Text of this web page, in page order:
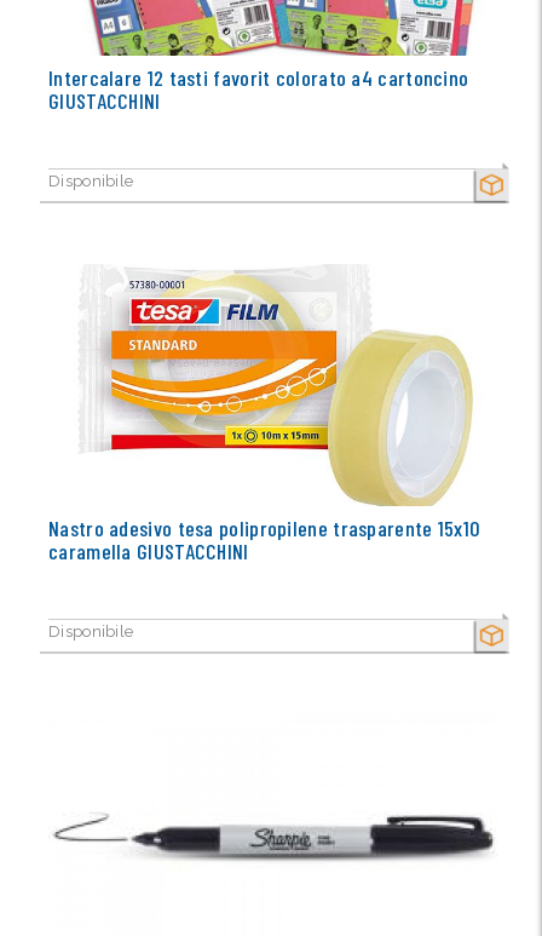
SECCO
Intercalare 12 tasti favorit colorato a4 cartoncino
GIUSTACCHINI
Disponibile
SECCO
Nastro adesivo tesa polipropilene trasparente 15x10
caramella GIUSTACCHINI
Disponibile